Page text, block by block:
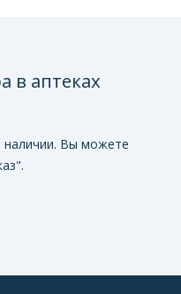
в аптеках
наличии. Вы можете